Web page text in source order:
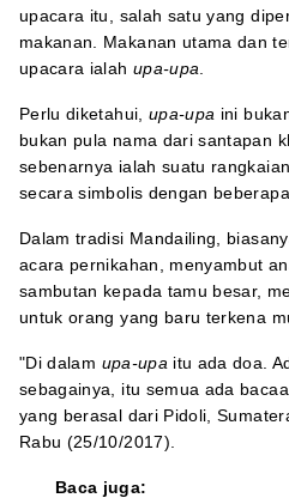
upacara itu, salah satu yang
makanan. Makanan utama dan
upacara ialah upa-upa
Perlu diketahui, upa-upa ini
bukan pula nama dari santapan
sebenarnya ialah suatu
secara simbolis dengan
Dalam tradisi Mandailing,
acara pernikahan, menyambut
sambutan kepada tamu besar,
untuk orang yang baru terkena
"Di dalam upa-upa itu ada doa.
sebagainya, itu semua ada
yang berasal dari Pidoli,
Rabu (25/10/2017).
Baca juga: